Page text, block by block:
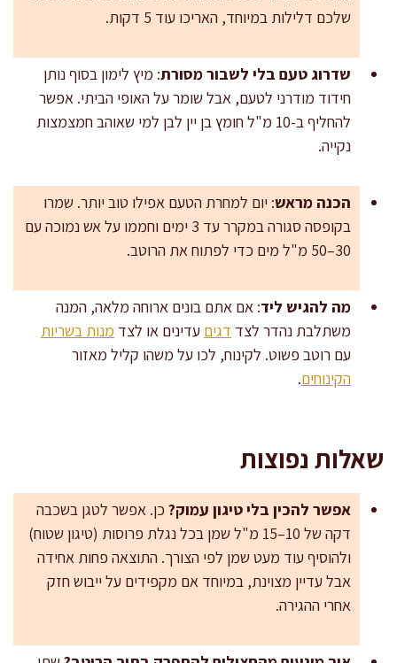
שלכם דלילות במיוחד, האריכו עוד 5 דקות.
שדרוג טעם בלי לשבור מסורת: מיץ לימון בסוף נותן
חידוד מודרני לטעם, אבל שומר על האופי הביתי. אפשר
להחליף ב-10 מ"ל חומץ בן יין לבן למי שאוהב חמצמצות
נקייה.
הכנה מראש: יום למחרת הטעם אפילו טוב יותר. שמרו
בקופסה סגורה במקרר עד 3 ימים וחממו על אש נמוכה עם
30–50 מ"ל מים כדי לפתוח את הרוטב.
מה להגיש ליד: אם אתם בונים ארוחה מלאה, המנה
משתלבת נהדר לצד דגים עדינים או לצד מנות בשריות
עם רוטב פשוט. לקינוח, לכו על משהו קליל מאזור
הקינוחים.
שאלות נפוצות
אפשר להכין בלי טיגון עמוק? כן. אפשר לטגן בשכבה
דקה של 10–15 מ"ל שמן בכל נגלת פרוסות (טיגון שטוח)
ולהוסיף עוד מעט שמן לפי הצורך. התוצאה פחות אחידה
אבל עדיין מצוינת, במיוחד אם מקפידים על ייבוש חזק
אחרי ההגירה.